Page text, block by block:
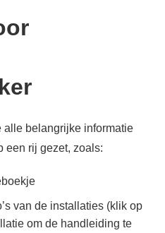
belangrijke informatie
een rij gezet, zoals:
van de installaties (klik op
om de handleiding te